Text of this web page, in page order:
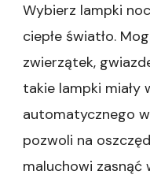
Wybierz lampki
ciepłe światło.
zwierzątek,
takie lampki miały
automatycznego
pozwoli na
maluchowi zasnąć